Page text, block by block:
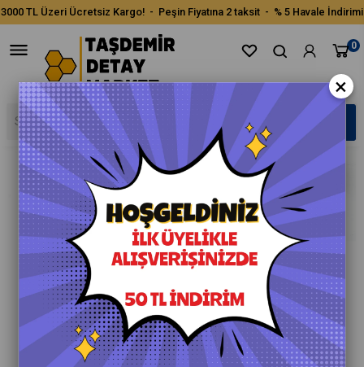
3000 TL Üzeri Ücretsiz Kargo! - Peşin Fiyatına 2 taksit - % 5 Havale İndirimi
0
›
×